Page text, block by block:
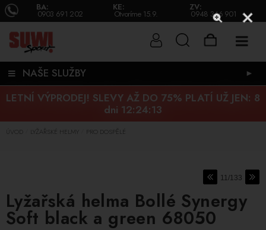
BA:
0903 691 202
KE:
Otvoríme 15.9.
ZV:
0948 346 901
NAŠE SLUŽBY ►
LETNÍ VÝPRODEJ! SLEVY AŽ DO 75% PLATÍ UŽ JEN: 8
dni 12:24:12
ÚVOD LYŽAŘSKÉ HELMY PRO DOSPĚLÉ
11/133
Lyžařská helma Bollé Synergy
Soft black a green 68050